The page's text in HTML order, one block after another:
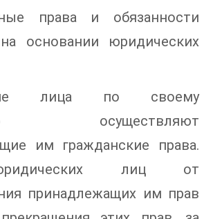
права и обязанности
основании юридических
лица по своему
осуществляют
им гражданские права.
лиц от
принадлежащих им прав